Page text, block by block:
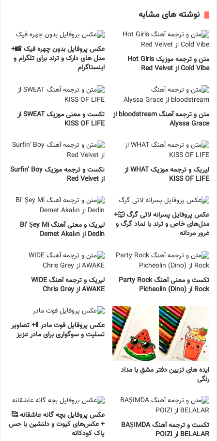
نوشته های مشابه
متن و ترجمه موزیک Hot Girls
Cold Vibe از Red Velvet
عکس پروفایل بدون چهره فیک 📸+
مدل های دارک و ترند برای تلگرام و
اینستاگرام
متن و ترجمه آهنگ bloodstream از
Alyssa Grace
تکست و معنی موزیک SWEAT از
KISS OF LIFE
لیریک و ترجمه موزیک WHAT از
KISS OF LIFE
تکست و ترجمه موزیک Surfin’ Boy
از Red Velvet
عکس پروفایل پسرانه لاتی گرگ 🐺+
مدل‌های خاص و ترند با نماد گرگ و
غرور مردانه
لیریک و معنی آهنگ Bi’ Şey Mi
Dedin از Demet Akalın
تکست و معنی آهنگ Party Rock
Rock از Picheolin (Dino)
لیریک و ترجمه آهنگ WIDE
AWAKE از Chris Grey
ایده های تزیین دفتر مشق با مداد
رنگی
عکس پروفایل فوت مادر 🕯️+ تصاویر
تسلیت و سوگواری برای مادر عزیز
تکست و ترجمه آهنگ BAŞIMDA
BELALAR از POIZI
عکس پروفایل بچه گانه عاشقانه 🥰
+ عکس‌های کیوت و دلنشین با حس
پاک کودکانه